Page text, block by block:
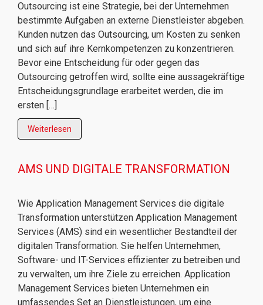
Outsourcing ist eine Strategie, bei der Unternehmen
bestimmte Aufgaben an externe Dienstleister abgeben.
Kunden nutzen das Outsourcing, um Kosten zu senken
und sich auf ihre Kernkompetenzen zu konzentrieren.
Bevor eine Entscheidung für oder gegen das
Outsourcing getroffen wird, sollte eine aussagekräftige
Entscheidungsgrundlage erarbeitet werden, die im
ersten […]
Weiterlesen
AMS UND DIGITALE TRANSFORMATION
Wie Application Management Services die digitale
Transformation unterstützen Application Management
Services (AMS) sind ein wesentlicher Bestandteil der
digitalen Transformation. Sie helfen Unternehmen,
Software- und IT-Services effizienter zu betreiben und
zu verwalten, um ihre Ziele zu erreichen. Application
Management Services bieten Unternehmen ein
umfassendes Set an Dienstleistungen, um eine